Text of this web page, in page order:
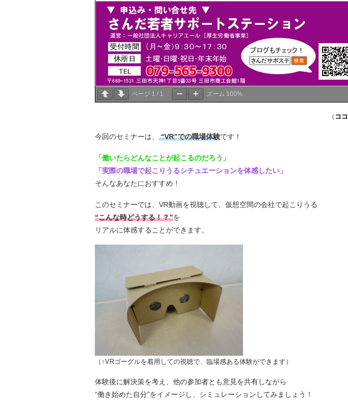
ページ 1 / 1 ズーム 100%
（ ココ
今回のセミナーは、 “VR”での職場体験です！
「働いたらどんなことが起こるのだろう」
「実際の職場で起こりうるシチュエーションを体感したい」
そんなあなたにおすすめ！
このセミナーでは、VR動画を視聴して、仮想空間の会社で起こりうる
“こんな時どうする！？”を
リアルに体感することができます。
（↑VRゴーグルを着用しての視聴で、臨場感ある体験ができます）
体験後に解決策を考え、他の参加者とも意見を共有しながら
“働き始めた自分”をイメージし、シミュレーションしてみましょう！